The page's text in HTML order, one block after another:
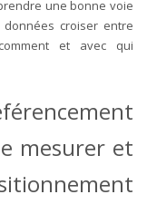
une bonne voie
croiser entre
et avec qui
mesurer et